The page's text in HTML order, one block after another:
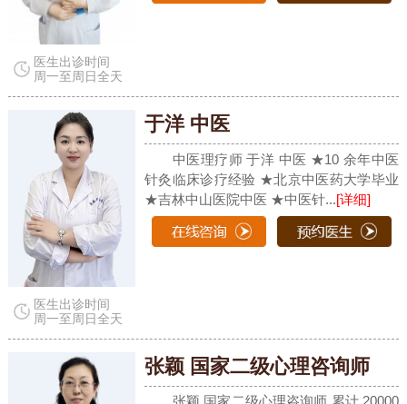
医生出诊时间
周一至周日全天
医生出诊时间
周一至周日全天
于洋 中医
中医理疗师 于洋 中医 ★10 余年中医
针灸临床诊疗经验 ★北京中医药大学毕业
★吉林中山医院中医 ★中医针...[详细]
张颖 国家二级心理咨询师
张颖 国家二级心理咨询师 累计 20000